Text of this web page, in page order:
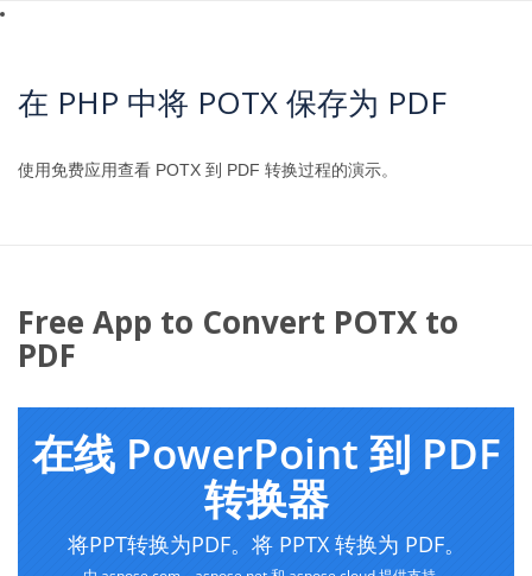
在 PHP 中将 POTX 保存为 PDF
使用免费应用查看 POTX 到 PDF 转换过程的演示。
Free App to Convert POTX to
PDF